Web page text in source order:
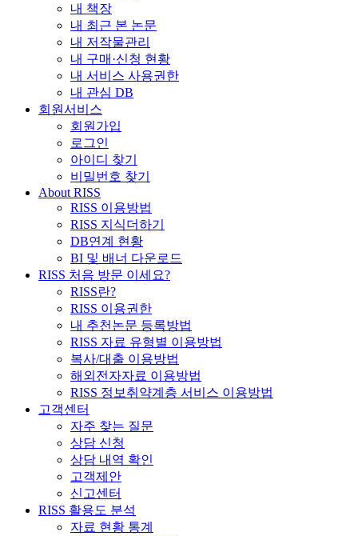
내 책장
내 최근 본 논문
내 저작물관리
내 구매·신청 현황
내 서비스 사용권한
내 관심 DB
회원서비스
회원가입
로그인
아이디 찾기
비밀번호 찾기
About RISS
RISS 이용방법
RISS 지식더하기
DB연계 현황
BI 및 배너 다운로드
RISS 처음 방문 이세요?
RISS란?
RISS 이용권한
내 추천논문 등록방법
RISS 자료 유형별 이용방법
복사/대출 이용방법
해외전자자료 이용방법
RISS 정보취약계층 서비스 이용방법
고객센터
자주 찾는 질문
상담 신청
상담 내역 확인
고객제안
신고센터
RISS 활용도 분석
자료 현황 통계